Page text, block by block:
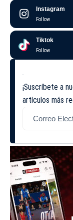
Instagram
Follow
Tiktok
Follow
¡Suscríbete a
artículos más